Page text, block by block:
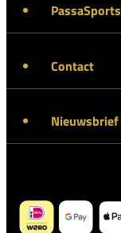
PassaSports
Contact
Nieuwsbrief